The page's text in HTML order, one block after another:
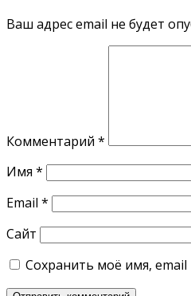
Ваш адрес email не будет
Комментарий *
Имя *
Email *
Сайт
Сохранить моё имя,